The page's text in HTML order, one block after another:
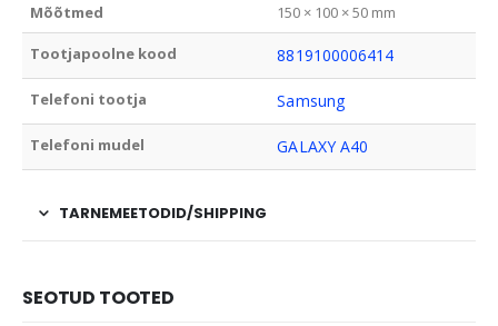
Mõõtmed 150 × 100 × 50 mm
Tootjapoolne kood 8819100006414
Telefoni tootja Samsung
Telefoni mudel GALAXY A40
TARNEMEETODID/SHIPPING
SEOTUD TOOTED